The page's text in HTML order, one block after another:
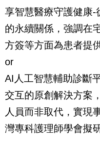
享智慧醫療守護健康-
的永續關係，強調在
方簽等方面為患者提
or
AI人工智慧輔助診斷
交互的原創解決方案
人員而非取代，實現
灣專科護理師學會擬